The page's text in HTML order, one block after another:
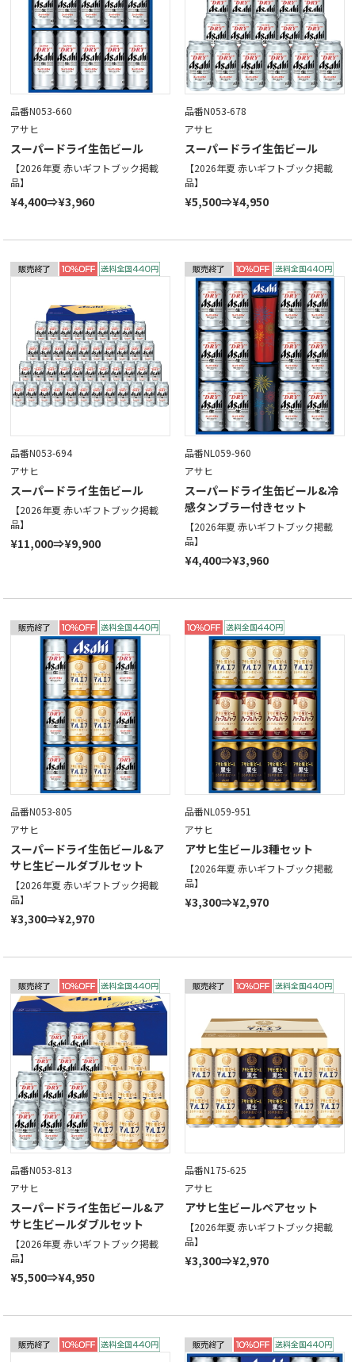
品番N053-660
アサヒ
スーパードライ生缶ビール
【2026年夏 赤いギフトブック掲載
品】
¥4,400⇒¥3,960
品番N053-678
アサヒ
スーパードライ生缶ビール
【2026年夏 赤いギフトブック掲載
品】
¥5,500⇒¥4,950
品番N053-694
アサヒ
スーパードライ生缶ビール
【2026年夏 赤いギフトブック掲載
品】
¥11,000⇒¥9,900
品番NL059-960
アサヒ
スーパードライ生缶ビール&冷
感タンブラー付きセット
【2026年夏 赤いギフトブック掲載
品】
¥4,400⇒¥3,960
品番N053-805
アサヒ
スーパードライ生缶ビール&ア
サヒ生ビールダブルセット
【2026年夏 赤いギフトブック掲載
品】
¥3,300⇒¥2,970
品番NL059-951
アサヒ
アサヒ生ビール3種セット
【2026年夏 赤いギフトブック掲載
品】
¥3,300⇒¥2,970
品番N053-813
アサヒ
スーパードライ生缶ビール&ア
サヒ生ビールダブルセット
【2026年夏 赤いギフトブック掲載
品】
¥5,500⇒¥4,950
品番N175-625
アサヒ
アサヒ生ビールペアセット
【2026年夏 赤いギフトブック掲載
品】
¥3,300⇒¥2,970